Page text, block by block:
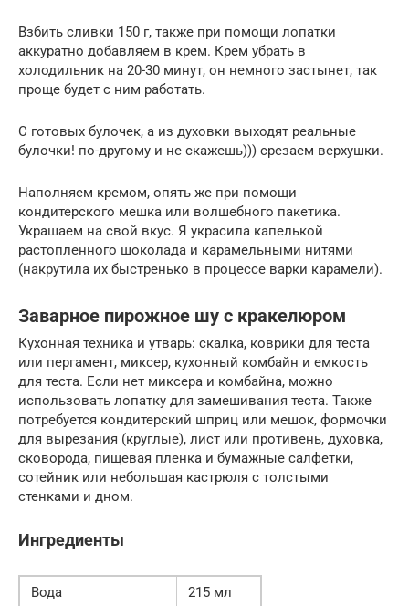
Взбить сливки 150 г, также при помощи лопатки
аккуратно добавляем в крем. Крем убрать в
холодильник на 20-30 минут, он немного застынет, так
проще будет с ним работать.
С готовых булочек, а из духовки выходят реальные
булочки! по-другому и не скажешь))) срезаем верхушки.
Наполняем кремом, опять же при помощи
кондитерского мешка или волшебного пакетика.
Украшаем на свой вкус. Я украсила капелькой
растопленного шоколада и карамельными нитями
(накрутила их быстренько в процессе варки карамели).
Заварное пирожное шу с кракелюром
Кухонная техника и утварь: скалка, коврики для теста
или пергамент, миксер, кухонный комбайн и емкость
для теста. Если нет миксера и комбайна, можно
использовать лопатку для замешивания теста. Также
потребуется кондитерский шприц или мешок, формочки
для вырезания (круглые), лист или противень, духовка,
сковорода, пищевая пленка и бумажные салфетки,
сотейник или небольшая кастрюля с толстыми
стенками и дном.
Ингредиенты
Вода 215 мл